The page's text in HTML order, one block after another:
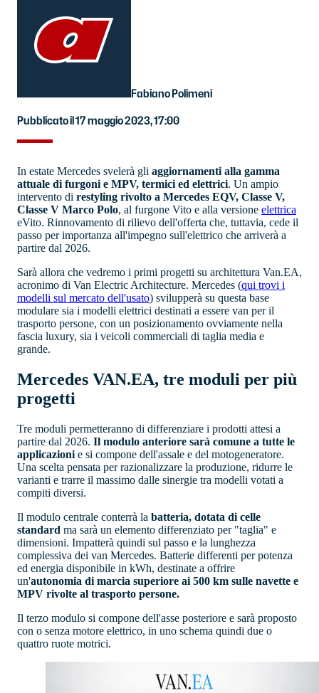
Fabiano Polimeni
Pubblicato il 17 maggio 2023, 17:00
In estate Mercedes svelerà gli aggiornamenti alla gamma
attuale di furgoni e MPV, termici ed elettrici. Un ampio
intervento di restyling rivolto a Mercedes EQV, Classe V,
Classe V Marco Polo, al furgone Vito e alla versione elettrica
eVito. Rinnovamento di rilievo dell'offerta che, tuttavia, cede il
passo per importanza all'impegno sull'elettrico che arriverà a
partire dal 2026.
Sarà allora che vedremo i primi progetti su architettura Van.EA,
acronimo di Van Electric Architecture. Mercedes (qui trovi i
modelli sul mercato dell'usato) svilupperà su questa base
modulare sia i modelli elettrici destinati a essere van per il
trasporto persone, con un posizionamento ovviamente nella
fascia luxury, sia i veicoli commerciali di taglia media e
grande.
Mercedes VAN.EA, tre moduli per più
progetti
Tre moduli permetteranno di differenziare i prodotti attesi a
partire dal 2026. Il modulo anteriore sarà comune a tutte le
applicazioni e si compone dell'assale e del motogeneratore.
Una scelta pensata per razionalizzare la produzione, ridurre le
varianti e trarre il massimo dalle sinergie tra modelli votati a
compiti diversi.
Il modulo centrale conterrà la batteria, dotata di celle
standard ma sarà un elemento differenziato per "taglia" e
dimensioni. Impatterà quindi sul passo e la lunghezza
complessiva dei van Mercedes. Batterie differenti per potenza
ed energia disponibile in kWh, destinate a offrire
un'autonomia di marcia superiore ai 500 km sulle navette e
MPV rivolte al trasporto persone.
Il terzo modulo si compone dell'asse posteriore e sarà proposto
con o senza motore elettrico, in uno schema quindi due o
quattro ruote motrici.